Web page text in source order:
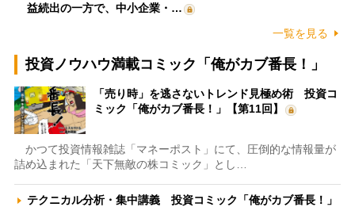
益続出の一方で、中小企業・…
一覧を見る
投資ノウハウ満載コミック「俺がカブ番長！」
「売り時」を逃さないトレンド見極め術 投資コ
ミック「俺がカブ番長！」【第11回】
かつて投資情報雑誌「マネーポスト」にて、圧倒的な情報量が
詰め込まれた「天下無敵の株コミック」とし…
テクニカル分析・集中講義 投資コミック「俺がカブ番長！」